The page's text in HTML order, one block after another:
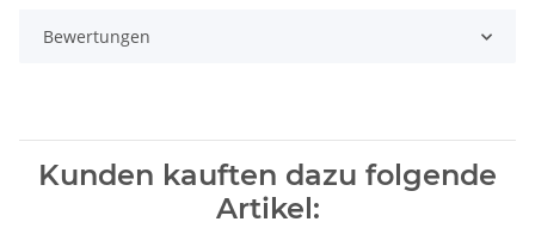
Bewertungen
Kunden kauften dazu folgende
Artikel: